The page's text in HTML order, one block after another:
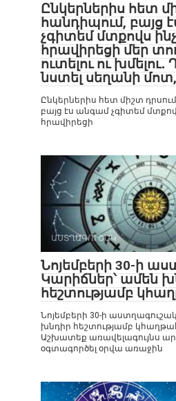
Ընկերներիս հետ
հանդիպում, բայց
չգիտեմ մտքովս
հրավիրեցի մեր
ուտելու ու խմելու․
նստել սեղանի մոտ,
Ընկերներիս հետ միշտ
բայց էս անգամ չգիտեմ
հրավիրեցի
ԱՍՏՂԱԳՈՒՇԱԿ
Նոյեմբերի 30-ի
Կարիճներ՝ ամեն
հեշտությամբ
Նոյեմբերի 30-ի
խնդիր հեշտությամբ
Աշխատեք առավելագույնս
օգտագործել օրվա առաջին